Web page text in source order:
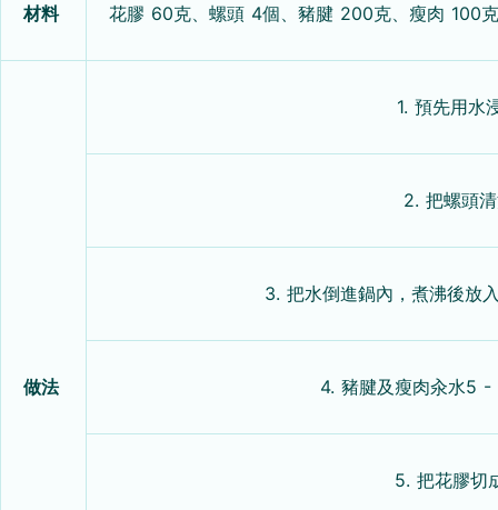
材料 花膠 60克、螺頭 4個、豬腱 200克、瘦肉 100
做法
1. 預先用水
2. 把螺頭
3. 把水倒進鍋內，煮沸後放
4. 豬腱及瘦肉汆水5 -
5. 把花膠切